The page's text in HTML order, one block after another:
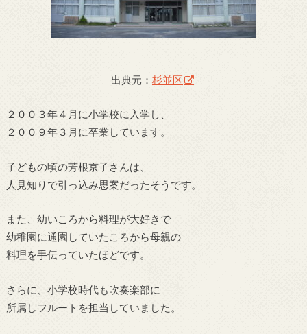
出典元： 杉並区
２００３年４月に小学校に入学し、
２００９年３月に卒業しています。
子どもの頃の芳根京子さんは、
人見知りで引っ込み思案だったそうです。
また、幼いころから料理が大好きで
幼稚園に通園していたころから母親の
料理を手伝っていたほどです。
さらに、小学校時代も吹奏楽部に
所属しフルートを担当していました。